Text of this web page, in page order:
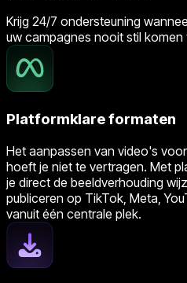
Krijg 24/7 ondersteuning
uw campagnes nooit stil komen
Platformklare formaten
Het aanpassen van video's
hoeft je niet te vertragen. Met
je direct de beeldverhouding
publiceren op TikTok, Meta,
vanuit één centrale plek.